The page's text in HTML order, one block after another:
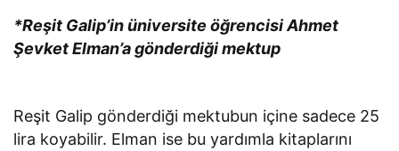
*Reşit Galip’in üniversite öğrencisi Ahmet
Şevket Elman’a gönderdiği mektup
Reşit Galip gönderdiği mektubun içine sadece 25
lira koyabilir. Elman ise bu yardımla kitaplarını